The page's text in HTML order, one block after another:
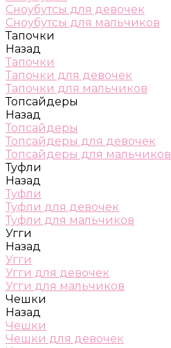
Сноубутсы для девочек
Сноубутсы для мальчиков
Тапочки
Назад
Тапочки
Тапочки для девочек
Тапочки для мальчиков
Топсайдеры
Назад
Топсайдеры
Топсайдеры для девочек
Топсайдеры для мальчиков
Туфли
Назад
Туфли
Туфли для девочек
Туфли для мальчиков
Угги
Назад
Угги
Угги для девочек
Угги для мальчиков
Чешки
Назад
Чешки
Чешки для девочек